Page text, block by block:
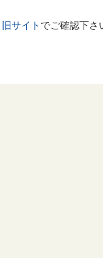
旧サイト でご確認下さ